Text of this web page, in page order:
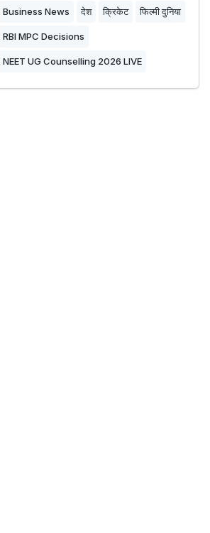
Business News देश क्रिकेट फिल्मी दुनिया
RBI MPC Decisions
NEET UG Counselling 2026 LIVE